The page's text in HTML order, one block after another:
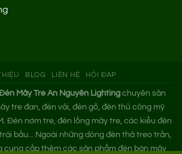
BLOG LIÊN HỆ HỎI ĐÁP
Mây Tre An Nguyên Lightingchuyên sản
tre đan, đèn vải, đèn gỗ, đèn thủ công mỹ
Đèn nơm tre, đèn lồng mây tre, các kiểu đèn
bầu... Ngoài những dòng đèn thả treo trần,
cung cấp thêm các sản phẩm đèn bàn mây